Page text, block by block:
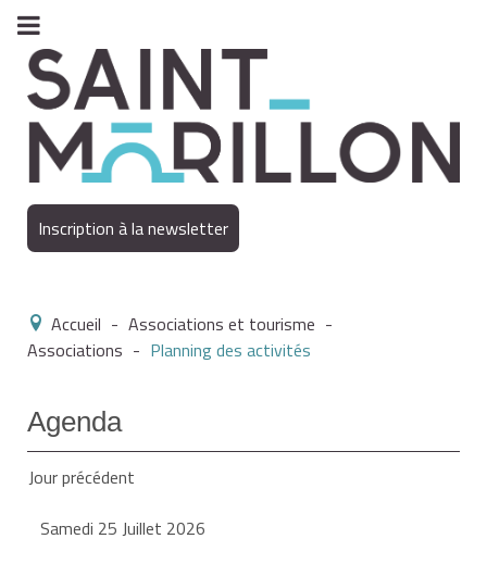
Inscription à la newsletter
Accueil - Associations et tourisme -
Associations - Planning des activités
Agenda
Jour précédent
Samedi 25 Juillet 2026